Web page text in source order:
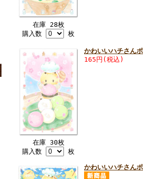
在庫 28枚
購入数
枚
在庫 30枚
購入数
枚
かわいいハチさん
165円(税込)
かわいいハチさん